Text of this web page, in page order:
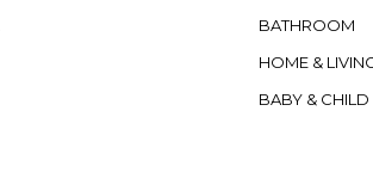
BATHROOM
HOME &
BABY & CHILD